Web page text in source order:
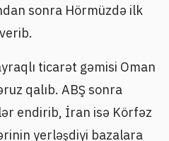
sonra Hörmüzdə ilk
ticarət gəmisi Oman
qalıb. ABŞ sonra
endirib, İran isə Körfəz
yerləşdiyi bazalara